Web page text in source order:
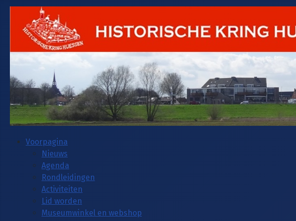
Voorpagina
Nieuws
Agenda
Rondleidingen
Activiteiten
Lid worden
Museumwinkel en webshop